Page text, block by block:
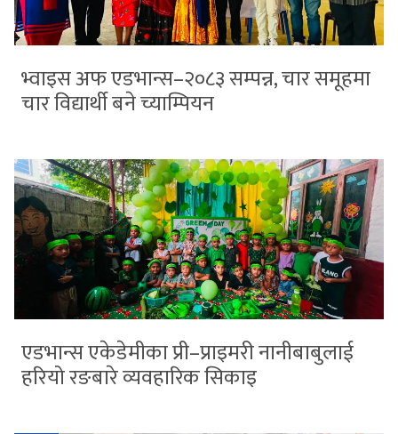
भ्वाइस अफ एडभान्स–२०८३ सम्पन्न, चार समूहमा
चार विद्यार्थी बने च्याम्पियन
एडभान्स एकेडेमीका प्री–प्राइमरी नानीबाबुलाई
हरियो रङबारे व्यवहारिक सिकाइ